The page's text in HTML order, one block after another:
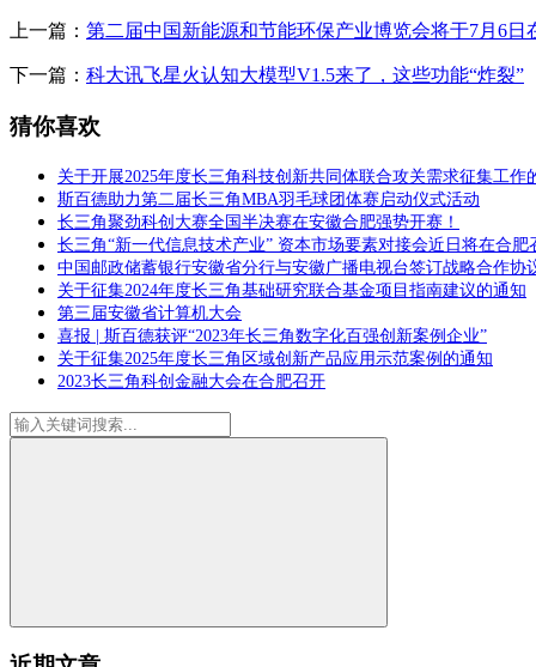
上一篇： 第二届中国新能源和节能环保产业博览会将于7月6日
下一篇： 科大讯飞星火认知大模型V1.5来了，这些功能“炸裂”
猜你喜欢
关于开展2025年度长三角科技创新共同体联合攻关需求征集工作
斯百德助力第二届长三角MBA羽毛球团体赛启动仪式活动
长三角聚劲科创大赛全国半决赛在安徽合肥强势开赛！
长三角“新一代信息技术产业” 资本市场要素对接会近日将在合肥
中国邮政储蓄银行安徽省分行与安徽广播电视台签订战略合作协
关于征集2024年度长三角基础研究联合基金项目指南建议的通知
第三届安徽省计算机大会
喜报 | 斯百德获评“2023年长三角数字化百强创新案例企业”
关于征集2025年度长三角区域创新产品应用示范案例的通知
2023长三角科创金融大会在合肥召开